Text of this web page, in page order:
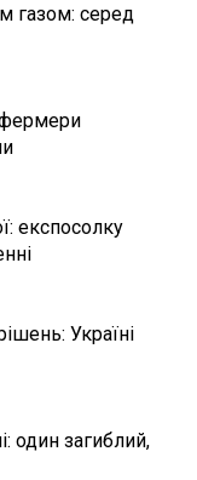
газом: серед
фермери
експосолку
Україні
один загиблий,